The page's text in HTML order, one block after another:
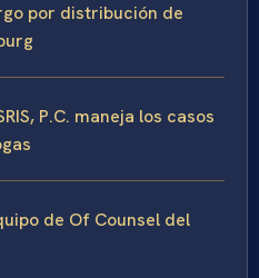
por distribución de
P.C. maneja los casos
de Of Counsel del